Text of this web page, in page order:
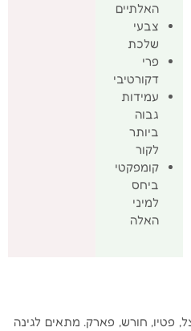
האלתיים
צבעי
שלכת
פרי
דקורטיבי
עמידות
גבוה
ביותר
לקור
קומפקטי
ביחס
למיני
האלה
פטיו, חורש, פארק. מתאים לגינה